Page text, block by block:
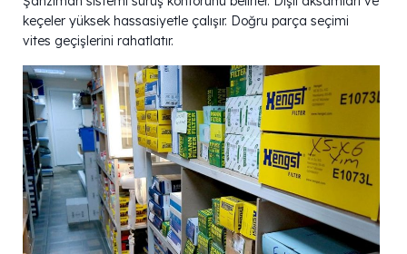
keçeler yüksek hassasiyetle çalışır. Doğru parça seçimi
vites geçişlerini rahatlatır.